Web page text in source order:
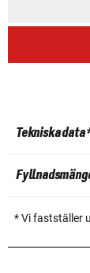
Tekniska data
* Vi fastställer